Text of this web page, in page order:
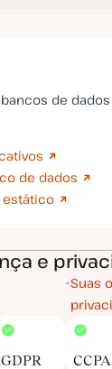
de
de dados
estático
e
Suas
GDPR CCPA